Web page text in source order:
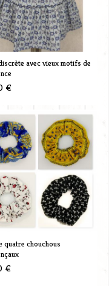
avec vieux motifs de
€
quatre chouchous
€